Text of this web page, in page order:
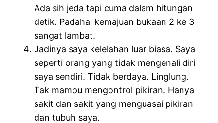
Ada sih jeda tapi cuma dalam hitungan
detik. Padahal kemajuan bukaan 2 ke 3
sangat lambat.
Jadinya saya kelelahan luar biasa. Saya
seperti orang yang tidak mengenali diri
saya sendiri. Tidak berdaya. Linglung.
Tak mampu mengontrol pikiran. Hanya
sakit dan sakit yang menguasai pikiran
dan tubuh saya.